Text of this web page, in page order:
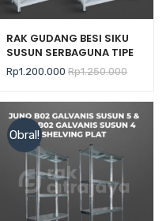
RAK GUDANG BESI SIKU
SUSUN SERBAGUNA TIPE
JUNO B04 PUTIH PLAT
SHELVING
Rp1.200.000 Rp1.250.000
Obral!